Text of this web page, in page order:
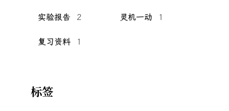
实验报告 2 灵机一动 1
复习资料 1
标签